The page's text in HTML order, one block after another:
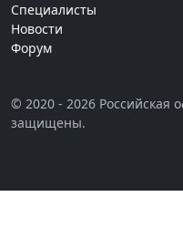
Специалисты
Новости
Форум
© 2020 - 2026 Российская
защищены.